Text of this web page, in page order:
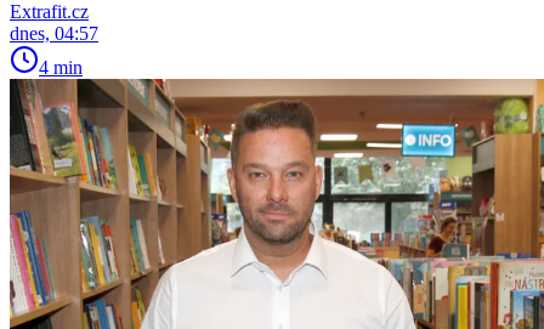
Extrafit.cz
dnes, 04:57
4 min